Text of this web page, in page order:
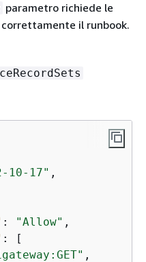
parametro richiede le
il runbook.
10-17" ,
: "Allow" ,
: [
,